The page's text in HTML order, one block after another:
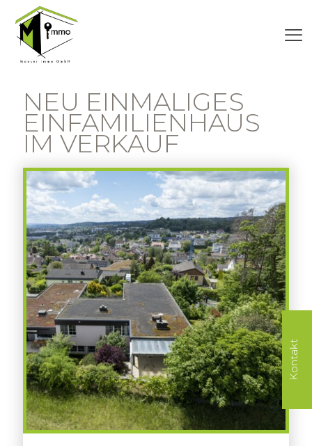
NEU EINMALIGES
EINFAMILIENHAUS
IM VERKAUF
Kontakt